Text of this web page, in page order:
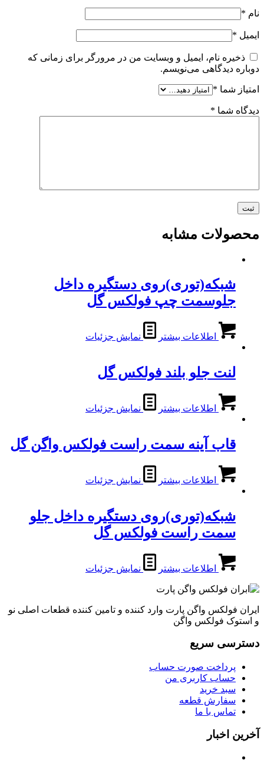
نام *
ایمیل *
ذخیره نام، ایمیل و وبسایت من در مرورگر برای زمانی که
دوباره دیدگاهی می‌نویسم.
امتیاز شما *
دیدگاه شما *
محصولات مشابه
شبکه(توری)روی دستگیره داخل
جلوسمت چپ فولکس گل
اطلاعات بیشتر نمایش جزئیات
لنت جلو بلند فولکس گل
اطلاعات بیشتر نمایش جزئیات
قاب آینه سمت راست فولکس واگن گل
اطلاعات بیشتر نمایش جزئیات
شبکه(توری)روی دستگیره داخل جلو
سمت راست فولکس گل
اطلاعات بیشتر نمایش جزئیات
ایران فولکس واگن پارت وارد کننده و تامین کننده قطعات اصلی نو
و استوک فولکس واگن
دسترسی سریع
پرداخت صورت حساب
حساب کاربری من
سبد خرید
سفارش قطعه
تماس با ما
آخرین اخبار